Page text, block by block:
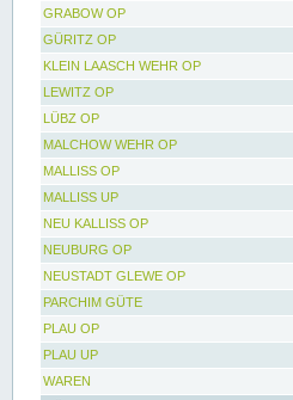
GRABOW OP
GÜRITZ OP
KLEIN LAASCH WEHR OP
LEWITZ OP
LÜBZ OP
MALCHOW WEHR OP
MALLISS OP
MALLISS UP
NEU KALLISS OP
NEUBURG OP
NEUSTADT GLEWE OP
PARCHIM GÜTE
PLAU OP
PLAU UP
WAREN